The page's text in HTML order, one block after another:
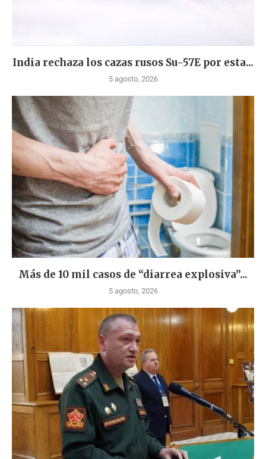
India rechaza los cazas rusos Su-57E por esta...
5 agosto, 2026
Más de 10 mil casos de “diarrea explosiva”...
5 agosto, 2026